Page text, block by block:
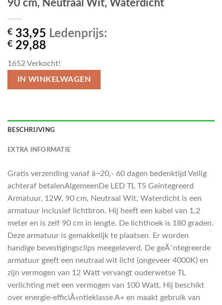
90 cm, Neutraal Wit, Waterdicht
€ 33,95 Ledenprijs:
€ 29,88
1652Verkocht!
IN WINKELWAGEN
BESCHRIJVING
EXTRA INFORMATIE
Gratis verzending vanaf â¬20,- 60 dagen bedenktijd Veilig
achteraf betalenAlgemeenDe LED TL T5 Geintegreerd
Armatuur, 12W, 90 cm, Neutraal Wit, Waterdicht is een
armatuur inclusief lichtbron. Hij heeft een kabel van 1,2
meter en is zelf 90 cm in lengte. De lichthoek is 180 graden.
Deze armatuur is gemakkelijk te plaatsen. Er worden
handige bevestigingsclips meegeleverd. De geÃ¯ntegreerde
armatuur geeft een neutraal wit licht (ongeveer 4000K) en
zijn vermogen van 12 Watt vervangt ouderwetse TL
verlichting met een vermogen van 100 Watt. Hij beschikt
over energie-efficiÃ«ntieklasse A+ en maakt gebruik van